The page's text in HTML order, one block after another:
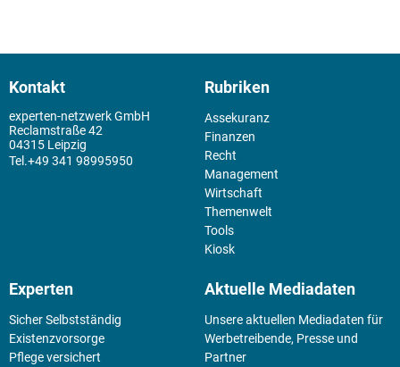
Kontakt
experten-netzwerk GmbH
Reclamstraße 42
04315 Leipzig
+49 341 98995950
Rubriken
Assekuranz
Finanzen
Recht
Management
Wirtschaft
Themenwelt
Tools
Kiosk
Experten
Sicher Selbstständig
Existenz­vorsorge
Pflege versichert
Aktuelle Mediadaten
Unsere aktuellen Mediadaten für
Werbetreibende, Presse und
Partner